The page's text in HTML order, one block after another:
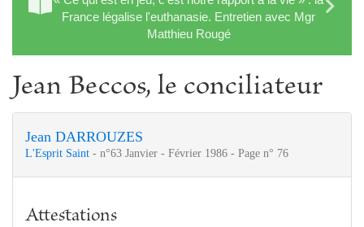
France légalise l'euthanasie. Entretien avec Mgr
Matthieu Rougé
Jean Beccos, le conciliateur
Jean DARROUZES
L'Esprit Saint - n°63 Janvier - Février 1986 - Page n° 76
Attestations